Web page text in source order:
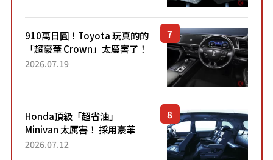
910萬日圓！Toyota 玩真的的
「超豪華 Crown」太厲害了！
採用由「匠人技藝」打造的
2026.07.19
Honda頂級「超省油」
Minivan 太厲害！ 採用豪華
「真皮座椅」與專屬「黑色內
2026.07.12